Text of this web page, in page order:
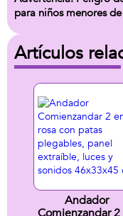
para niños menores
Artículos
Andador